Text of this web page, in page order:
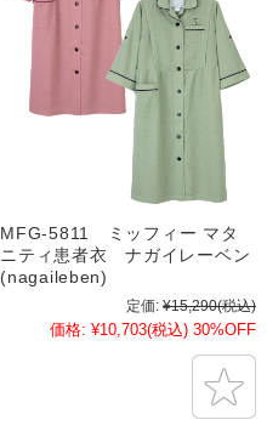
MFG-5811 ミッフィー マタ
ニティ患者衣 ナガイレーベン
(nagaileben)
定価: ¥15,290(税込)
価格: ¥10,703(税込) 30%OFF